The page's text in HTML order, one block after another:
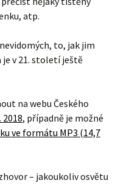
je v 21. století ještě
na webu Českého
2018, případně je možné
– jakoukoliv osvětu
Fungujících
dnes k dispozici celá
není dostatečná.